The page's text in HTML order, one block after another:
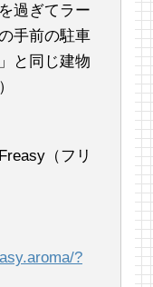
過ぎてラー
手前の駐車
と同じ建物
（フリ
?